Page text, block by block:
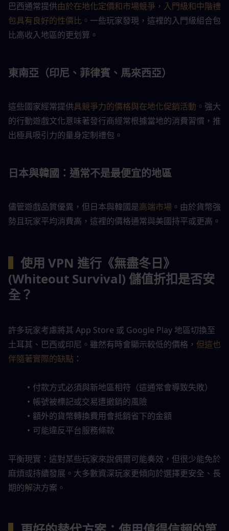
巴西通常提供由於在地化定價和市場競爭，入門級和中階禮
包具有良好的性價比。 一些玩家發現，這裡的入門級組合包
比高收入地區的更划算。
東南亞（印尼、菲律賓、馬來西亞）
這些國家經常提供具競爭力的價格與在地化促銷活動。 強大
的行動遊戲文化意味著發行商經常根據當地的消費習慣，推
出極具吸引力的量身定制禮包。
日本與韓國：通常不是最便宜的地區
儘管遊戲品質優異，但日本與韓國是高端市場 。由於貨幣強
勢且玩家平均消費高，這裡的價格通常與美國持平或更高。
使用 VPN 進行《無盡冬日》
(Whiteout Survival) 儲值折扣是否安
全？
許多玩家考慮將其 App Store 或 Google Play 地區切換至
土耳其、巴西或印尼。雖然有時會顯示較低的價格， 但這也
伴隨著實際的缺點 ：
付款方式必須與新地區相符（這通常會導致失敗）
帳號被標記或交易遭撤銷的風險
額外的貨幣轉換費用會抵銷省下的金額
可能違反平台服務條款
平衡現實：這對某些玩家來說偶爾可能奏效，但很少能免於
麻煩或持續發展。大多數資深玩家更傾向於選擇更安全、長
期的解決方案。